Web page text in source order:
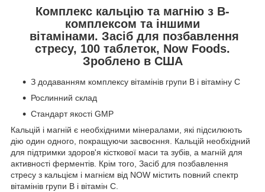
Комплекс кальцію та магнію з В-
комплексом та іншими
вітамінами. Засіб для позбавлення
стресу, 100 таблеток, Now Foods.
Зроблено в США
З додаванням комплексу вітамінів групи B і вітаміну С
Рослинний склад
Стандарт якості GMP
Кальцій і магній є необхідними мінералами, які підсилюють
дію один одного, покращуючи засвоєння. Кальцій необхідний
для підтримки здоров'я кісткової маси та зубів, а магній для
активності ферментів. Крім того, Засіб для позбавлення
стресу з кальцієм і магнієм від NOW містить повний спектр
вітамінів групи B і вітамін С.